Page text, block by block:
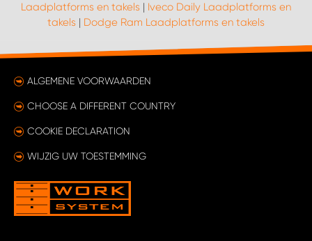
Laadplatforms en takels | Iveco Daily Laadplatforms en
takels | Dodge Ram Laadplatforms en takels
ALGEMENE VOORWAARDEN
CHOOSE A DIFFERENT COUNTRY
COOKIE DECLARATION
WIJZIG UW TOESTEMMING